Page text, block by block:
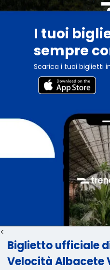
I tuoi
sempre
Scarica i tuoi biglietti
<
Biglietto ufficiale
Velocità Albacete